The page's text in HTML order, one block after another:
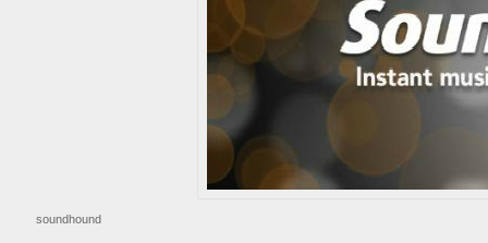
soundhound